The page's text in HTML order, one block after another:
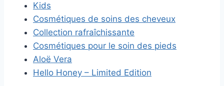
Kids
Cosmétiques de soins des cheveux
Collection rafraîchissante
Cosmétiques pour le soin des pieds
Aloë Vera
Hello Honey – Limited Edition